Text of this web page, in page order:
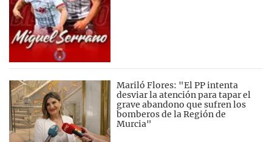
Mariló Flores: "El PP intenta
desviar la atención para tapar el
grave abandono que sufren los
bomberos de la Región de
Murcia"